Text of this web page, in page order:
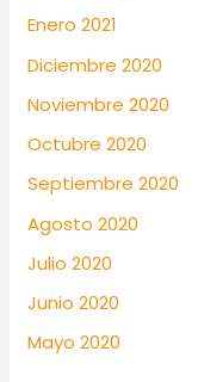
Enero 2021
Diciembre 2020
Noviembre 2020
Octubre 2020
Septiembre 2020
Agosto 2020
Julio 2020
Junio 2020
Mayo 2020